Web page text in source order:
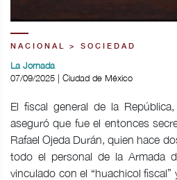
NACIONAL > SOCIEDAD
La Jornada
07/09/2025 | Ciudad de México
El fiscal general de la
aseguró que fue el entonces
Rafael Ojeda Durán, quien hace
todo el personal de la Armada
vinculado con el “huachicol